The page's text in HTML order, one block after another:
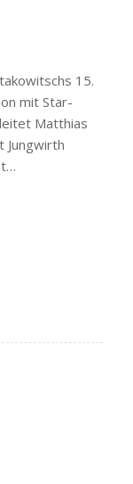
15.
mit Star-
Matthias
Jungwirth